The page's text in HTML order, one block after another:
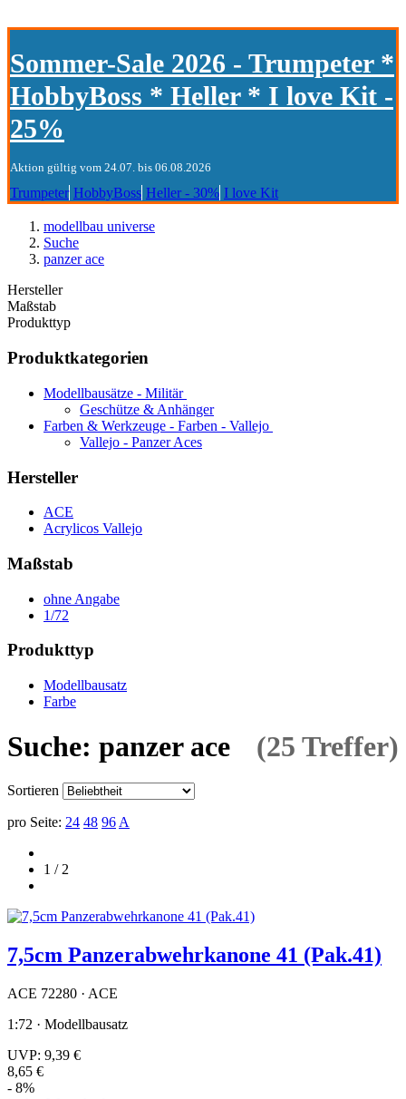
Sommer-Sale 2026 - Trumpeter *
HobbyBoss * Heller * I love Kit -
25%
Aktion gültig vom 24.07. bis 06.08.2026
Trumpeter HobbyBoss Heller - 30% I love Kit
modellbau universe
Suche
panzer ace
Hersteller
Maßstab
Produkttyp
Produktkategorien
Modellbausätze - Militär
Geschütze & Anhänger
Farben & Werkzeuge - Farben - Vallejo
Vallejo - Panzer Aces
Hersteller
ACE
Acrylicos Vallejo
Maßstab
ohne Angabe
1/72
Produkttyp
Modellbausatz
Farbe
Suche: panzer ace (25 Treffer)
Sortieren
pro Seite: 24 48 96 A
1 / 2
7,5cm Panzerabwehrkanone 41 (Pak.41)
ACE 72280 · ACE
1:72 · Modellbausatz
UVP: 9,39 €
8,65 €
- 8%